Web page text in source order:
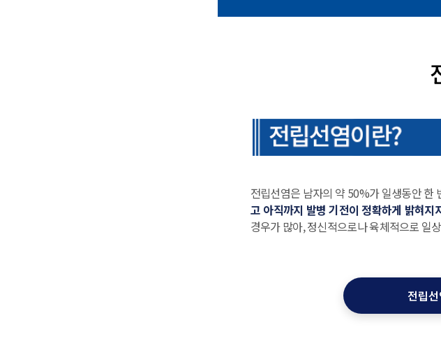
전립선염은 남자의 약 50%가 일생동안 한
고 아직까지 발병 기전이 정확하게 밝혀
경우가 많아, 정신적으로나 육체적으로 일
전립